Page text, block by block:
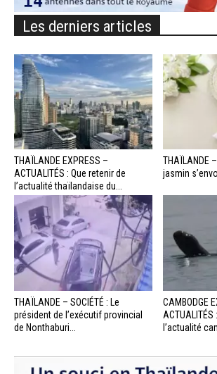
Les derniers articles
THAÏLANDE EXPRESS –
ACTUALITÉS : Que retenir de
l’actualité thaïlandaise du...
THAÏLANDE
jasmin
THAÏLANDE – SOCIÉTÉ : Le
président de l’exécutif provincial
de Nonthaburi...
CAMBODGE
l’actualité